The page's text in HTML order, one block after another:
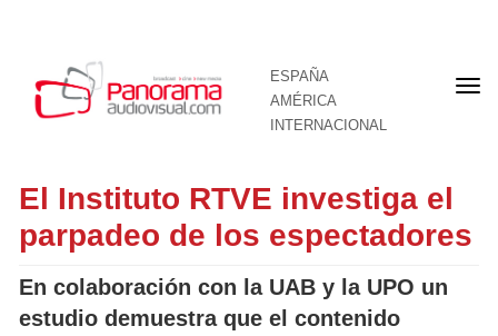
ESPAÑA
AMÉRICA
INTERNACIONAL
El Instituto RTVE investiga el
parpadeo de los espectadores
En colaboración con la UAB y la UPO un
estudio demuestra que el contenido